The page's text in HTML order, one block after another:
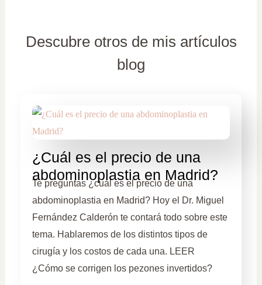
Descubre otros de mis artículos
blog
¿Cuál es el precio de una
abdominoplastia en Madrid?
Te preguntas ¿cuál es el precio de una
abdominoplastia en Madrid? Hoy el Dr. Miguel
Fernández Calderón te contará todo sobre este
tema. Hablaremos de los distintos tipos de
cirugía y los costos de cada una. LEER
¿Cómo se corrigen los pezones invertidos?